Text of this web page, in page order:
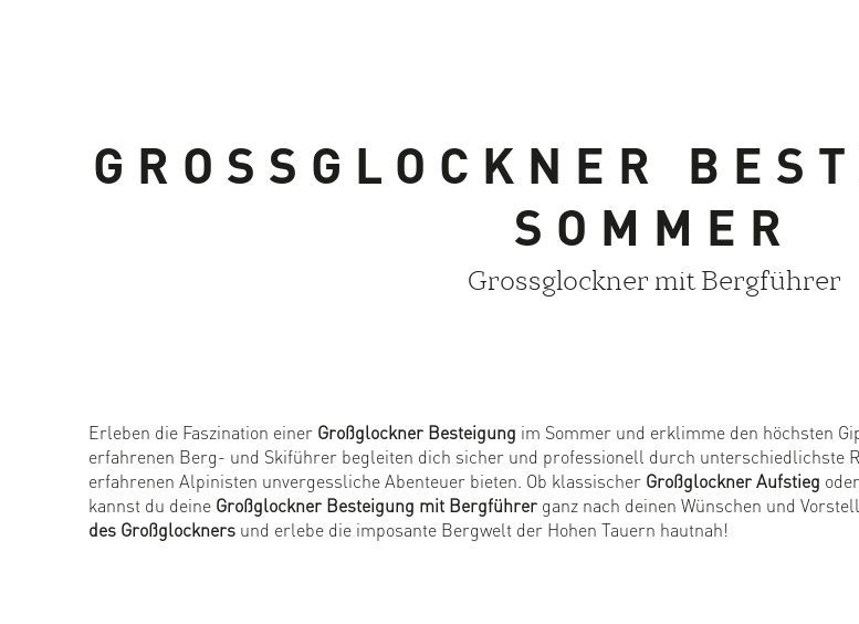
GROSSGLOCKNER
SOMMER
Grossglockner mit Bergführer
Erleben die Faszination einer Großglockner Besteigung im Sommer und erklimme den höchsten
erfahrenen Berg- und Skiführer begleiten dich sicher und professionell durch unterschiedlichste
erfahrenen Alpinisten unvergessliche Abenteuer bieten. Ob klassischer Großglockner Aufstieg
kannst du deine Großglockner Besteigung mit Bergführer ganz nach deinen Wünschen und
des Großglockners und erlebe die imposante Bergwelt der Hohen Tauern hautnah!